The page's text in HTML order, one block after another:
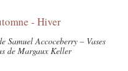
Samuel Accoceberry – Vases
de Margaux Keller